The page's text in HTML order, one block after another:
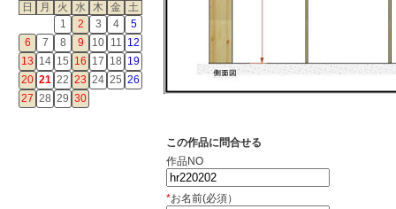
日
月 火 水 木 金
土
1
2 3 4
5
6
7 8 9 10 11 12
13 14 15 16 17 18 19
20 21 22 23 24 25 26
27 28 29 30
この作品に問合せる
作品NO
*お名前(必須）